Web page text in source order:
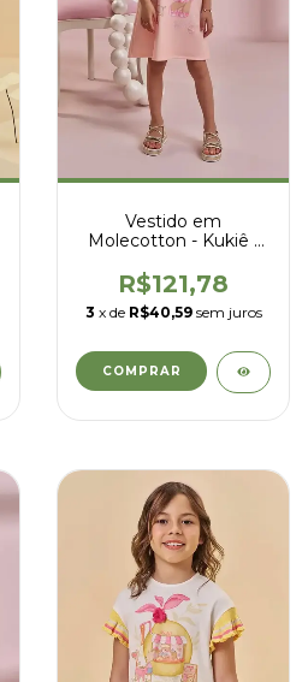
Vestido em
Molecotton - Kukiê -
R$121,78
3 x de R$40,59 sem juros
COMPRAR